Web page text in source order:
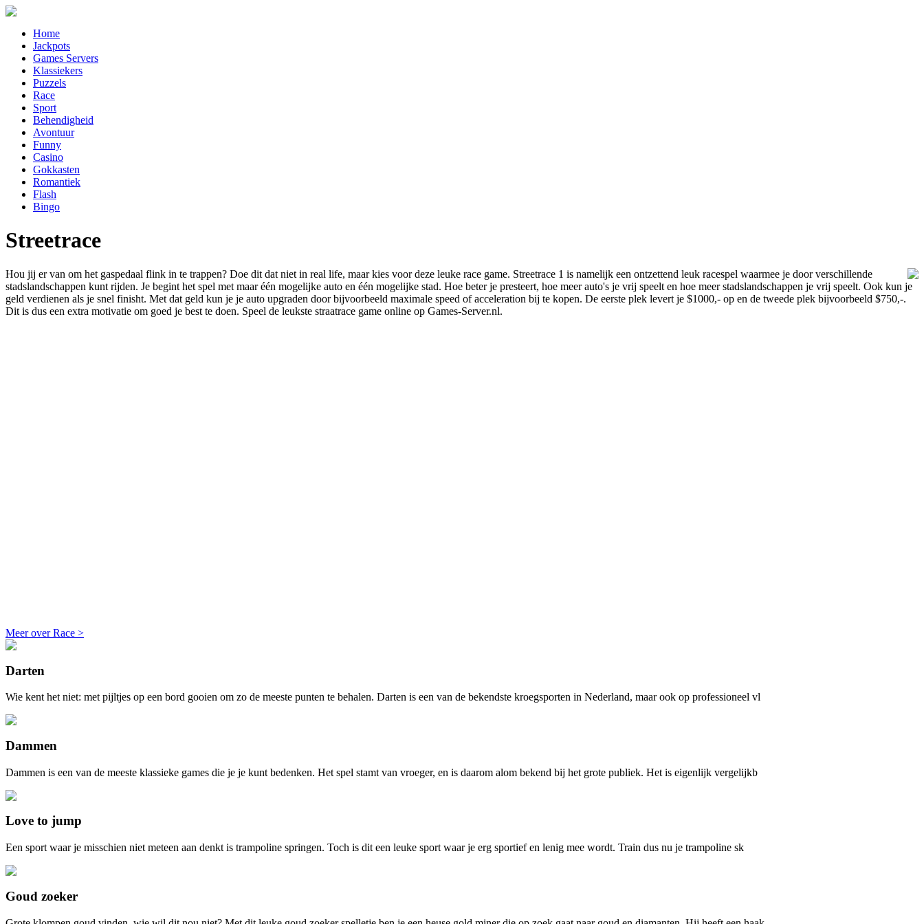
Home
Jackpots
Games Servers
Klassiekers
Puzzels
Race
Sport
Behendigheid
Avontuur
Funny
Casino
Gokkasten
Romantiek
Flash
Bingo
Streetrace
Hou jij er van om het gaspedaal flink in te trappen? Doe dit dat niet in real life, maar kies voor deze leuke race game. Streetrace 1 is namelijk een ontzettend leuk racespel waarmee je door verschillende
stadslandschappen kunt rijden. Je begint het spel met maar één mogelijke auto en één mogelijke stad. Hoe beter je presteert, hoe meer auto's je vrij speelt en hoe meer stadslandschappen je vrij speelt. Ook kun je
geld verdienen als je snel finisht. Met dat geld kun je je auto upgraden door bijvoorbeeld maximale speed of acceleration bij te kopen. De eerste plek levert je $1000,- op en de tweede plek bijvoorbeeld $750,-.
Dit is dus een extra motivatie om goed je best te doen. Speel de leukste straatrace game online op Games-Server.nl.
Meer over Race >
Darten
Wie kent het niet: met pijltjes op een bord gooien om zo de meeste punten te behalen. Darten is een van de bekendste kroegsporten in Nederland, maar ook op professioneel vl
Dammen
Dammen is een van de meeste klassieke games die je je kunt bedenken. Het spel stamt van vroeger, en is daarom alom bekend bij het grote publiek. Het is eigenlijk vergelijkb
Love to jump
Een sport waar je misschien niet meteen aan denkt is trampoline springen. Toch is dit een leuke sport waar je erg sportief en lenig mee wordt. Train dus nu je trampoline sk
Goud zoeker